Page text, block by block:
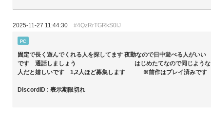
2025-11-27 11:44:30 #4QzRrTGRkS0lJ
PC
固定で長く遊んでくれる人を探してます 夜勤なので日中遊べる人がいい
です 通話しましょう はじめたてなので同じような
人だと嬉しいです 1,2人ほど募集します ※前作はプレイ済みです
DiscordID : 表示期限切れ